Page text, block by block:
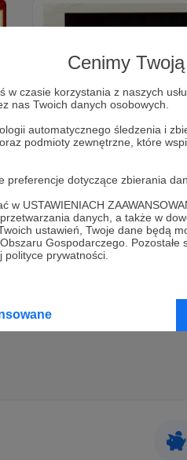
Cenimy
w czasie korzystania z naszych
nas Twoich danych osobowych.
automatycznego śledzenia i
podmioty zewnętrzne, które
dotyczące zbierania
w USTAWIENIACH
danych, a także w
ustawień, Twoje dane będą
Gospodarczego.
prywatności.
Brak komentarzy
dusznø podcast 3. -
Style "eastern Europe"
Emilem Zenko, artystą,
konwenansom.
dusznø